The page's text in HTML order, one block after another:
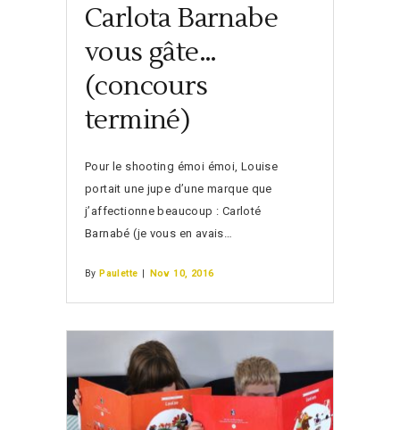
Carlota Barnabe
vous gâte…
(concours
terminé)
Pour le shooting émoi émoi, Louise
portait une jupe d’une marque que
j’affectionne beaucoup : Carloté
Barnabé (je vous en avais…
By Paulette | Nov 10, 2016